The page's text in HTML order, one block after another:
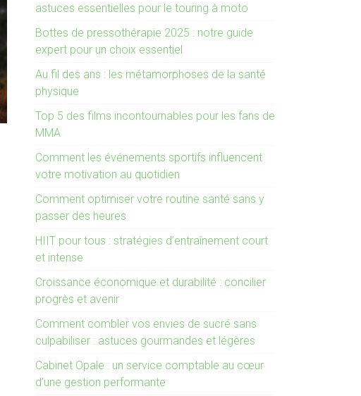
astuces essentielles pour le touring à moto
Bottes de pressothérapie 2025 : notre guide
expert pour un choix essentiel
Au fil des ans : les métamorphoses de la santé
physique
Top 5 des films incontournables pour les fans de
MMA
Comment les événements sportifs influencent
votre motivation au quotidien
Comment optimiser votre routine santé sans y
passer des heures
HIIT pour tous : stratégies d’entraînement court
et intense
Croissance économique et durabilité : concilier
progrès et avenir
Comment combler vos envies de sucré sans
culpabiliser : astuces gourmandes et légères
Cabinet Opale : un service comptable au cœur
d’une gestion performante